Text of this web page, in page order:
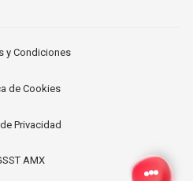
y Condiciones
de Cookies
Privacidad
AMX